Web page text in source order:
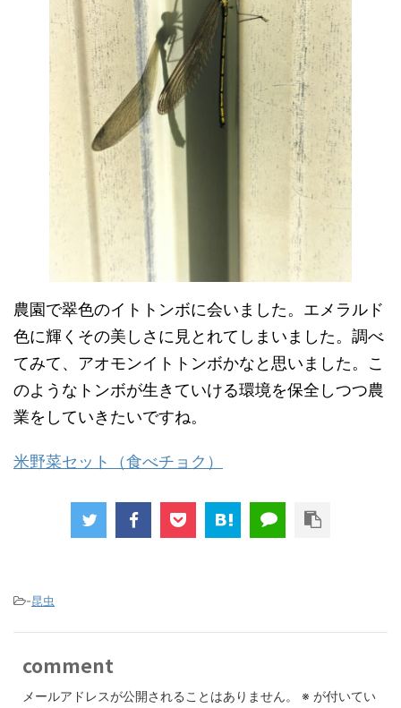
農園で翠色のイトトンボに会いました。エメラルド
色に輝くその美しさに見とれてしまいました。調べ
てみて、アオモンイトトンボかなと思いました。こ
のようなトンボが生きていける環境を保全しつつ農
業をしていきたいですね。
米野菜セット（食べチョク）
-昆虫
comment
メールアドレスが公開されることはありません。 ※ が付いてい